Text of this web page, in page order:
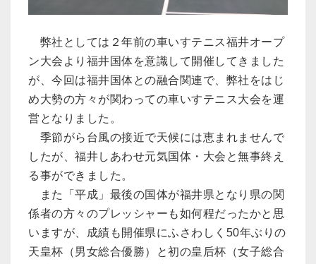
弊社としては２年前の車いすテニス福井オープ
ン大会より福井国体を意識して開催してきました
が、今回は福井国体との融合関連で、弊社をはじ
め大勢の方々が関わっての車いすテニス大会を運
営となりました。
季節がら台風の接近で天候には恵まれませんで
したが、福井しあわせ元気国体・大会と無事終え
る事ができました。
また「平成」最後の国体が福井県となり県の関
係者の方々のプレッシャーも如何程だったかと思
いますが、成績も開催県にふさわしく50年ぶりの
天皇杯（男女総合優勝）と初の皇后杯（女子総合